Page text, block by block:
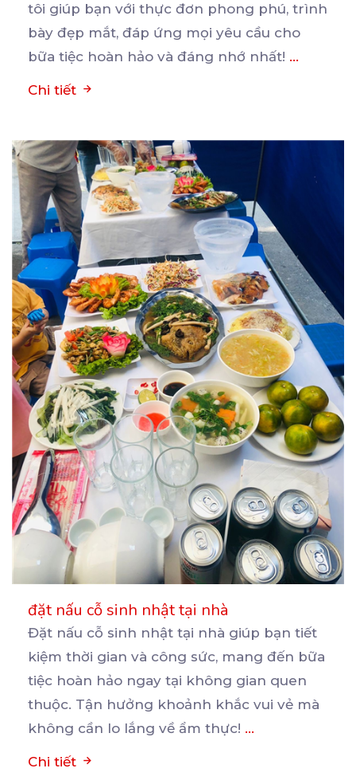
tôi giúp bạn với thực đơn phong phú, trình
bày đẹp mắt, đáp ứng mọi yêu cầu cho
bữa tiệc hoàn hảo và đáng nhớ nhất! ...
Chi tiết
đặt nấu cỗ sinh nhật tại nhà
Đặt nấu cỗ sinh nhật tại nhà giúp bạn tiết
kiệm thời gian và công sức, mang đến bữa
tiệc hoàn hảo ngay tại không gian quen
thuộc. Tận hưởng khoảnh khắc vui vẻ mà
không cần lo lắng về ẩm thực! ...
Chi tiết